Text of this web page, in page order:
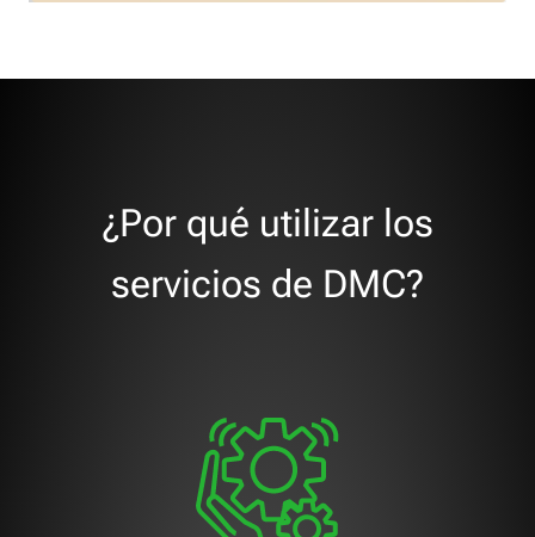
¿Por qué utilizar los
servicios de DMC?